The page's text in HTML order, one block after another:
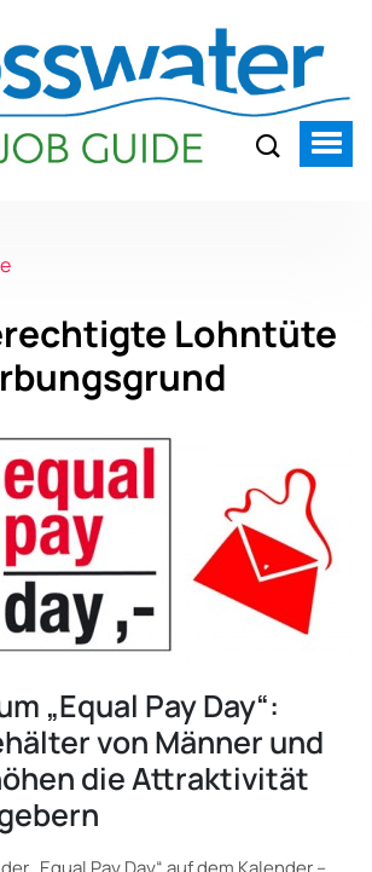
Lohntüte
„Equal Pay Day“:
von Männer und
die Attraktivität